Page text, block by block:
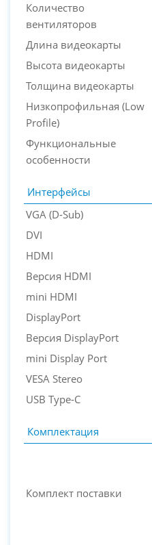
Количество
вентиляторов
Длина видеокарты
Высота видеокарты
Толщина видеокарты
Низкопрофильная (Low
Profile)
Функциональные
особенности
Интерфейсы
VGA (D-Sub)
DVI
HDMI
Версия HDMI
mini HDMI
DisplayPort
Версия DisplayPort
mini Display Port
VESA Stereo
USB Type-C
Комплектация
Комплект поставки